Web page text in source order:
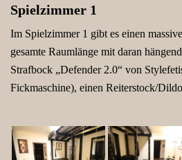
Spielzimmer 1
Im Spielzimmer 1 gibt es einen
gesamte Raumlänge mit daran
Strafbock „Defender 2.0“ von
Fickmaschine), einen Reiterstock/